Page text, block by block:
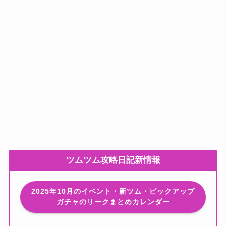
ツムツム攻略日記新情報
2025年10月のイベント・新ツム・ピックアップ
ガチャのリークまとめカレンダー